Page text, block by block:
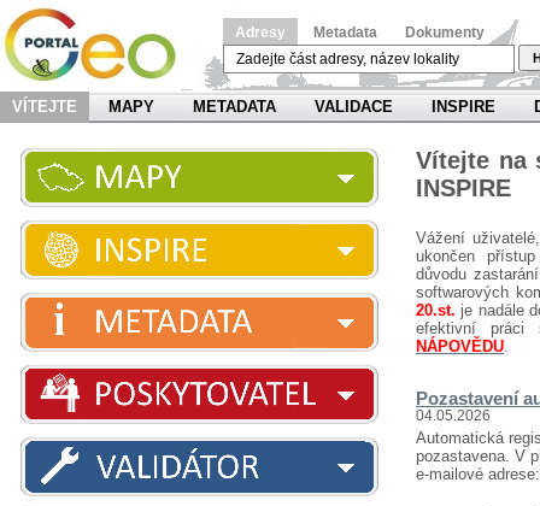
Adresy Metadata Dokumenty
VÍTEJTE MAPY METADATA VALIDACE INSPIRE
Vítejte na
INSPIRE
Vážení
ukončen
důvodu
softwarových
20.st. je nadále
efektivní práci
NÁPOVĚDU.
Pozastavení
04.05.2026
Automatická
pozastavena. V
e-mailové